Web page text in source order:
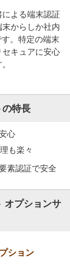
よる端末認証
からしか社内
。特定の端末
キュアに安心
の特長
心
も楽々
素認証で安全
オプションサ
ション